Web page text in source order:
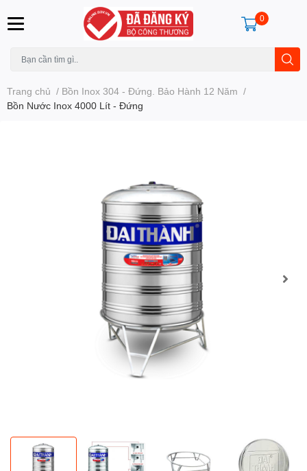
0
Trang chủ / Bồn Inox 304 - Đứng. Bảo Hành 12 Năm /
Bồn Nước Inox 4000 Lít - Đứng